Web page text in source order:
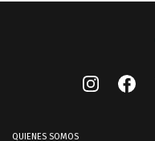
QUIENES SOMOS